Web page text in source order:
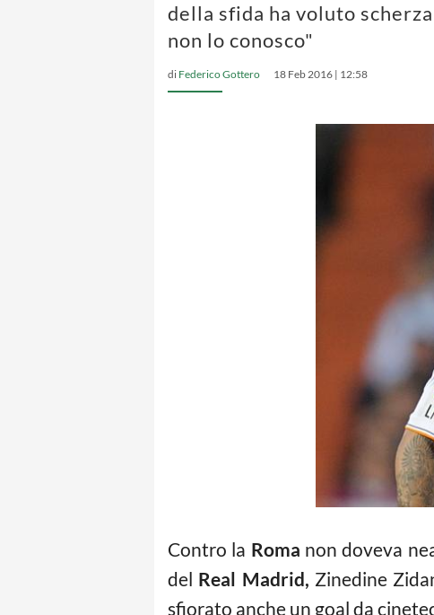
della sfida ha voluto
non lo conosco"
di Federico Gottero 18 Feb 2016 | 12:58
Contro la Roma non doveva
del Real Madrid, Zinedine
sfiorato anche un goal da